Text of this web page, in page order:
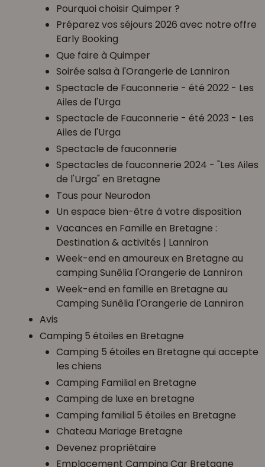
Pourquoi choisir Quimper ?
Préparez vos séjours 2026 avec notre offre
Early Booking
Que faire à Quimper
Soirée salsa à l'Orangerie de Lanniron
Spectacle de Fauconnerie - été 2022 - Les
Ailes de l'Urga
Spectacle de Fauconnerie - été 2023 - Les
Ailes de l'Urga
Spectacle de fauconnerie
Spectacles de fauconnerie 2024 - "Les Ailes
de l'Urga" en Bretagne
Tous pour Neurodon
Un espace bien-être à votre disposition
Vacances en Famille en Bretagne :
Destination & activités | Lanniron
Week-end en amoureux en Bretagne au
camping Sunêlia l'Orangerie de Lanniron
Week-end en famille en Bretagne au
Camping Sunêlia l'Orangerie de Lanniron
Avis
Camping 5 étoiles en Bretagne
Camping 5 étoiles en Bretagne qui accepte
les chiens
Camping Familial en Bretagne
Camping de luxe en bretagne
Camping familial 5 étoiles en Bretagne
Chateau Mariage Bretagne
Devenez propriétaire
Emplacement Camping Car Bretagne